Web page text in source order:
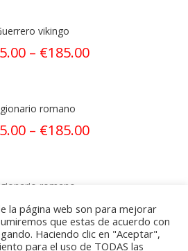
vikingo
– €185.00
romano
– €185.00
romano
–€210.00
la página web son para mejorar
que estas de acuerdo con
Haciendo clic en "Aceptar",
para el uso de TODAS las